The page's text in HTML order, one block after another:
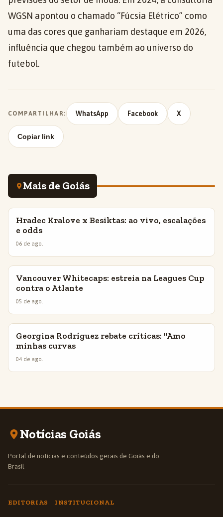
WGSN apontou o chamado “Fúcsia Elétrico” como
uma das cores que ganhariam destaque em 2026,
influência que chegou também ao universo do
futebol.
COMPARTILHAR: WhatsApp Facebook X
Copiar link
Mais de Goiás
INSIGHTS
Hradec Kralove x Besiktas: ao vivo, escalações
e odds
06 de ago.
INSIGHTS
Vancouver Whitecaps: estreia na Leagues Cup
contra o Atlante
05 de ago.
INSIGHTS
Georgina Rodríguez rebate críticas: "Amo
minhas curvas
04 de ago.
Notícias Goiás
Portal de notícias e conteúdos gerais de Goiás e do
Brasil
EDITORIAS INSTITUCIONAL